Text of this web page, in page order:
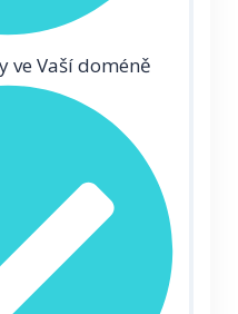
ve Vaší doméně